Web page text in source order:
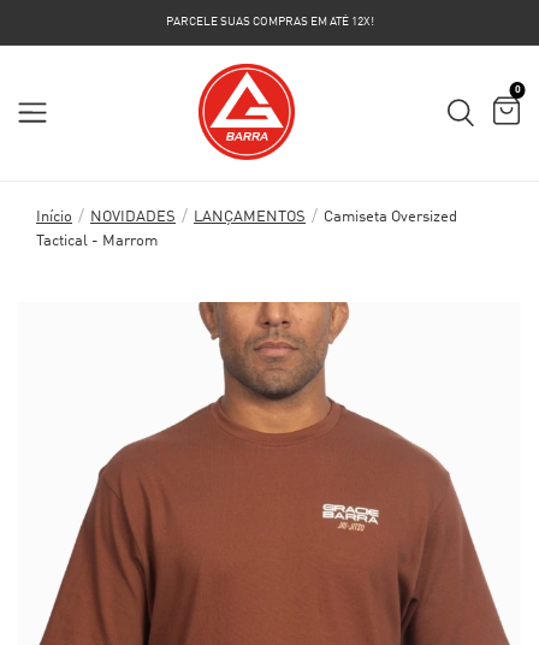
PARCELE SUAS COMPRAS EM ATÉ 12X!
0
Início / NOVIDADES / LANÇAMENTOS / Camiseta Oversized
Tactical - Marrom